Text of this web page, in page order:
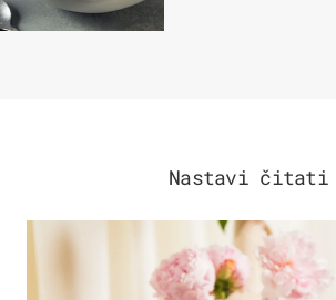
Nastavi čitati
MODA & LJEPOTA